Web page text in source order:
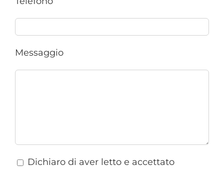
Messaggio
Dichiaro di aver letto e accettato